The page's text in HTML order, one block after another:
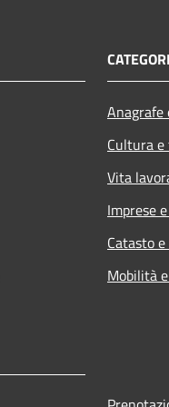
Cultura
Vita
Imprese
Catasto
Mobilità